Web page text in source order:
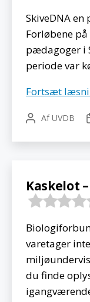
SkiveDNA
Forløbene
pædagoger i
periode var
Fortsæt
Indlægsforfatter
AfUVDB
Kaskelot
varetager
du finde